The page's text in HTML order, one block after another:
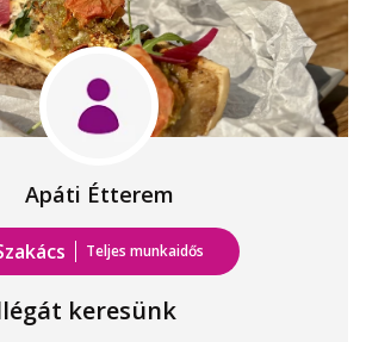
Apáti Étterem
Teljes munkaidős
keresünk